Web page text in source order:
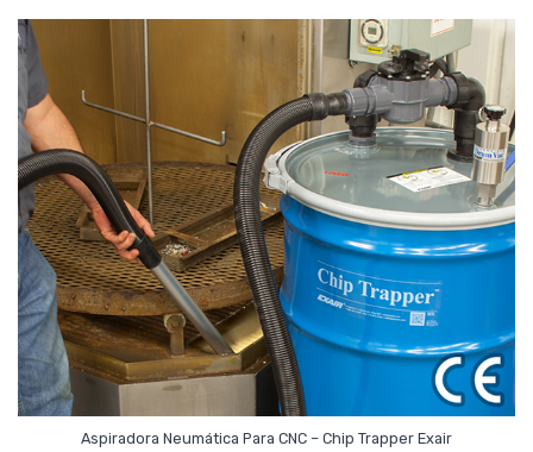
Aspiradora Neumática Para CNC – Chip Trapper Exair